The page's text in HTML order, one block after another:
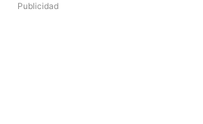
Publicidad